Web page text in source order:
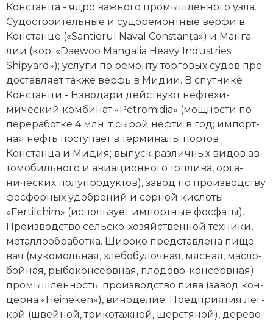
Констанца - яд­ро важ­но­го промышленного уз­ла.
Су­дострои­тель­ные и су­до­ре­монт­ные вер­фи в
Констанце («Santierul Naval Constanța») и Ман­га­
лии (кор. «Daewoo Mangalia Hea­vy Industries
Shipyard»); ус­лу­ги по ре­мон­ту тор­го­вых су­дов пре­
дос­тав­ля­ет так­же верфь в Ми­дии. В спут­ни­ке
Констанци - Нэ­во­да­ри дей­ст­ву­ют неф­те­хи­
мический ком­би­нат «Petromidia» (мощ­но­сти по
пе­ре­ра­бот­ке 4 млн. т сы­рой неф­ти в год; им­порт­
ная нефть по­сту­па­ет в тер­ми­на­лы пор­тов
Констанца и Ми­дия; вы­пуск различных ви­дов ав­
то­мо­биль­но­го и авиационного то­п­ли­ва, ор­га­
нических по­лу­про­дук­тов), за­вод по про­изводству
фос­фор­ных удоб­ре­ний и сер­ной ки­сло­ты
«Fertilchim» (ис­поль­зу­ет им­порт­ные фос­фа­ты).
Про­изводство сельско-хозяйственной тех­ни­ки,
ме­тал­ло­об­ра­бот­ка. Ши­ро­ко пред­став­ле­на пи­ще­
вая (му­ко­моль­ная, хле­бо­бу­лоч­ная, мяс­ная, мас­ло­
бой­ная, ры­бо­кон­серв­ная, пло­до­во-кон­серв­ная)
промышленность; про­изводство пи­ва (за­вод кон­
цер­на «Heineken»), ви­но­де­лие. Пред­при­ятия лёг­
кой (швей­ной, три­ко­таж­ной, шер­стя­ной), де­ре­во­